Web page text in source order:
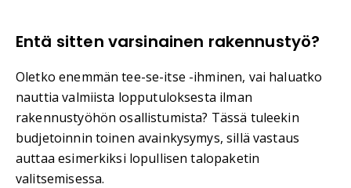
Entä sitten varsinainen rakennustyö?
Oletko enemmän tee-se-itse -ihminen, vai haluatko
nauttia valmiista lopputuloksesta ilman
rakennustyöhön osallistumista? Tässä tuleekin
budjetoinnin toinen avainkysymys, sillä vastaus
auttaa esimerkiksi lopullisen talopaketin
valitsemisessa.